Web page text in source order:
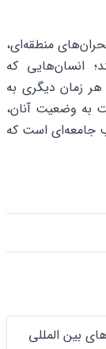
منطقه‌ای،
انسان‌هایی که
هر زمان دیگری به
به وضعیت آنان،
جامعه‌ای است که
بین المللی